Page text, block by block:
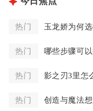
热门 玉龙娇为何
热门 哪些步骤可
热门 影之刃3里怎
热门